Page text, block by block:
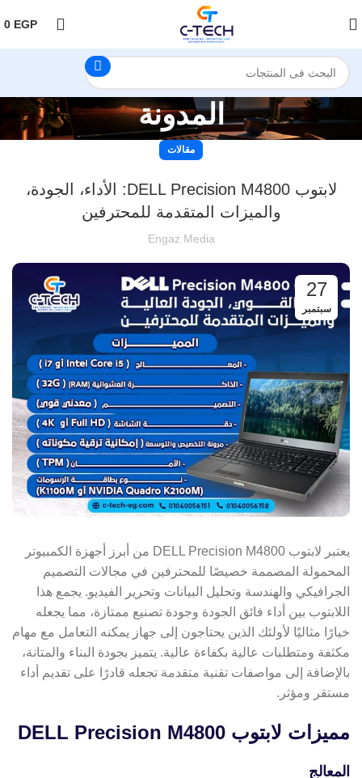
0 EGP
المدونة
مقالات
لابتوب DELL Precision M4800: الأداء، الجودة،
والميزات المتقدمة للمحترفين
Engaz Media
27
سبتمبر
يعتبر لابتوب DELL Precision M4800 من أبرز أجهزة الكمبيوتر
المحمولة المصممة خصيصًا للمحترفين في مجالات التصميم
الجرافيكي والهندسة وتحليل البيانات وتحرير الفيديو. يجمع هذا
اللابتوب بين أداء فائق الجودة وجودة تصنيع ممتازة، مما يجعله
خيارًا مثاليًا لأولئك الذين يحتاجون إلى جهاز يمكنه التعامل مع مهام
مكثفة ومتطلبات عالية بكفاءة عالية. يتميز بجودة البناء والمتانة،
بالإضافة إلى مواصفات تقنية متقدمة تجعله قادرًا على تقديم أداء
مستقر ومؤثر.
مميزات لابتوب DELL Precision M4800
المعالج
اضغط هنا لمتابعتنا على فيس بوك